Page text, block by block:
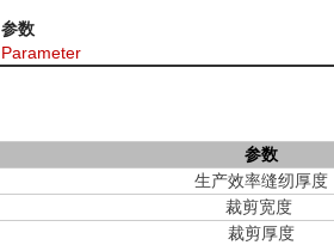
参数
Parameter
参数
生产效率缝纫厚度
裁剪宽度
裁剪厚度